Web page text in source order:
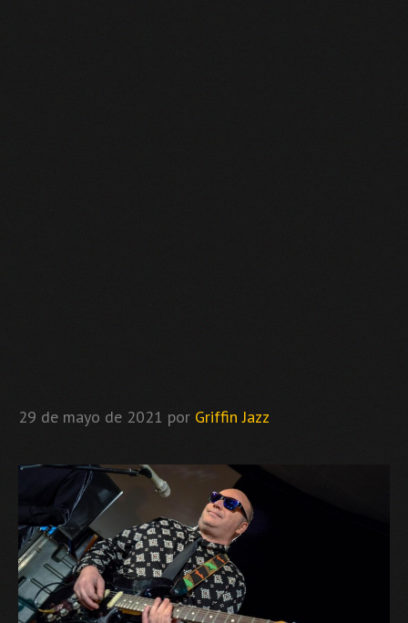
29 de mayo de 2021 por Griffin Jazz